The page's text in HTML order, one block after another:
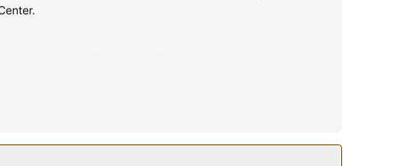
polibã/banheira, artigos de higiene grátis e
milhas.